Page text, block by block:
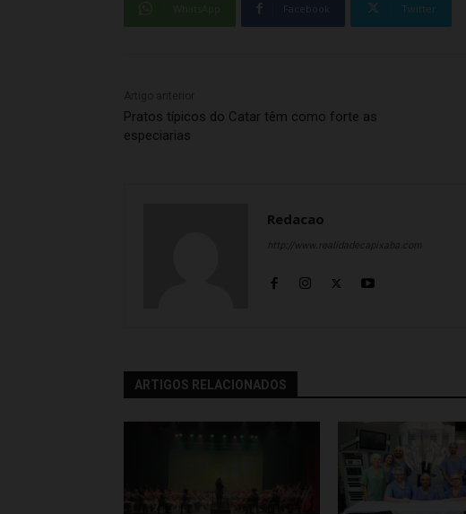
Facebook Twitter
Pratos típicos do Catar têm como forte as
especiarias
Redacao
http://www.realidadecapixaba.com
ARTIGOS RELACIONADOS